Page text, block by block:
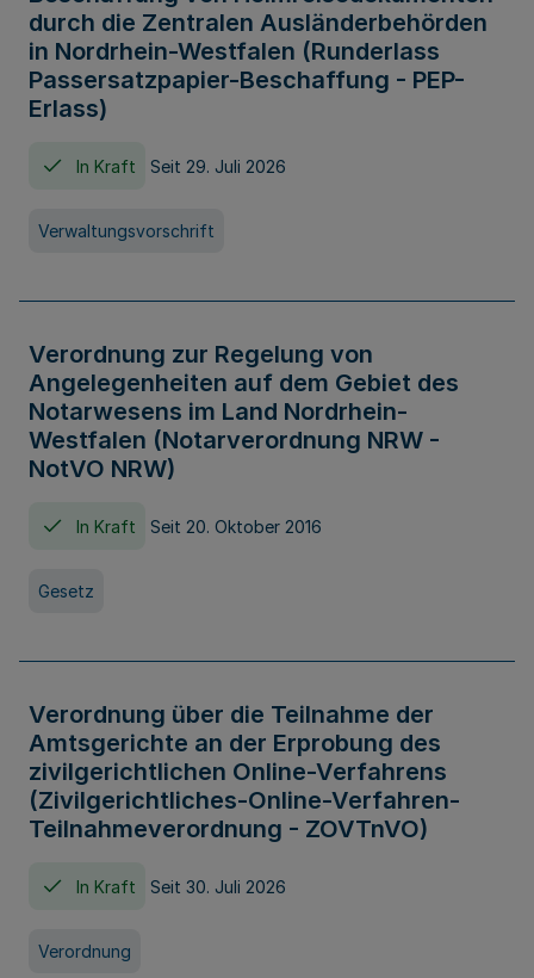
durch die Zentralen Ausländerbehörden
in Nordrhein-Westfalen (Runderlass
Passersatzpapier-Beschaffung - PEP-
Erlass)
In Kraft Seit 29. Juli 2026
Verwaltungsvorschrift
Verordnung zur Regelung von
Angelegenheiten auf dem Gebiet des
Notarwesens im Land Nordrhein-
Westfalen (Notarverordnung NRW -
NotVO NRW)
In Kraft Seit 20. Oktober 2016
Gesetz
Verordnung über die Teilnahme der
Amtsgerichte an der Erprobung des
zivilgerichtlichen Online-Verfahrens
(Zivilgerichtliches-Online-Verfahren-
Teilnahmeverordnung - ZOVTnVO)
In Kraft Seit 30. Juli 2026
Verordnung